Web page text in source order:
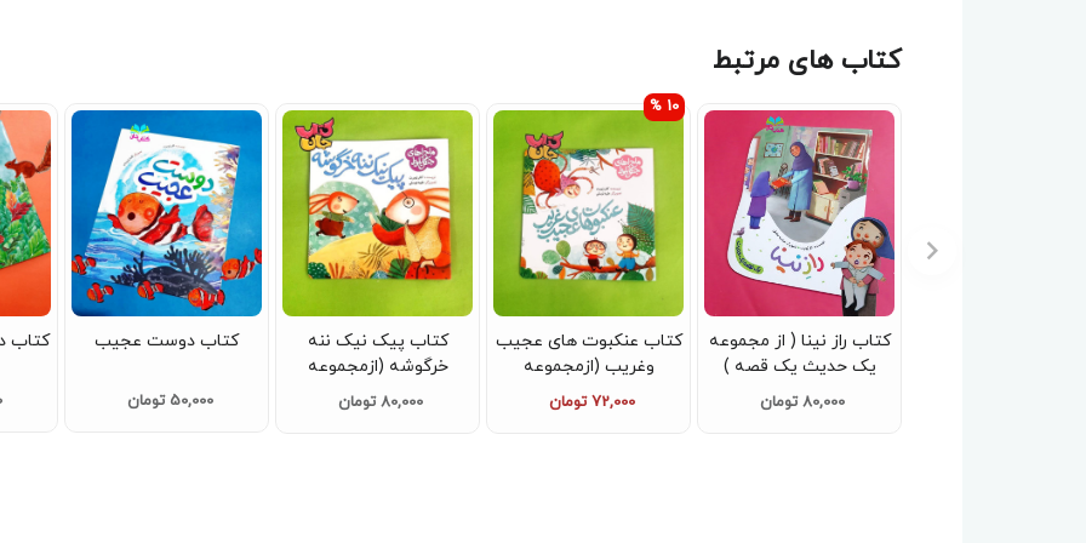
کتاب های مرتبط
کتاب راز نینا ( از مجموعه
یک حدیث یک قصه )
80,000 تومان
کتاب عنکبوت های عجیب
وغریب (ازمجموعه
ماجراهای جنگل بلوط)
72,000 تومان
10 %
کتاب پیک نیک ننه
خرگوشه (ازمجموعه
ماجراهای جنگل بلوط)
80,000 تومان
کتاب دوست عجیب
50,000 تومان
کتاب